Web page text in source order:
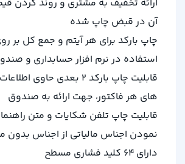
ارائه تخفیف به مشتری و روند کردن
آن در قبض چاپ شده
چاپ بارکد برای هر آیتم و جمع کل
استفاده در نرم افزار حسابداری و
قابلیت چاپ بارکد 2 ﺑﻌﺪﯼ
ﻫﺎﻱ ﻫﺮ ﻓﺎﮐﺘﻮﺭ، ﺟﻬﺖ ﺍﺭﺍﺋﻪ ﺑﻪ ﺻﻨﺪﻭﻕ
قابلیت چاپ تلفن شکایات و متن
نمودن اجناس مالیاتی از اجناس بدون
دارای 64 کلید فشاری مسطح